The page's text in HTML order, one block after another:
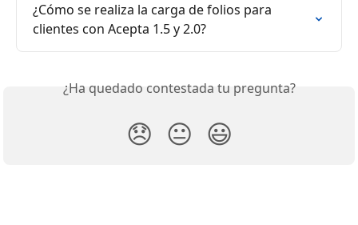
¿Cómo se realiza la carga de folios para
clientes con Acepta 1.5 y 2.0?
¿Ha quedado contestada tu pregunta?
😞 😐 😃